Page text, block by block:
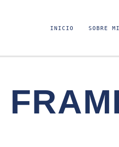
INICIO SOBRE MI